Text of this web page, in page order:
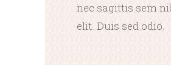
nec sagittis sem
elit. Duis sed odio.